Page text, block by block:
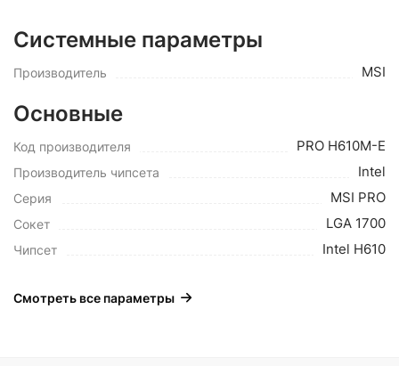
Системные параметры
Производитель MSI
Основные
Код производителя PRO H610M-E
Производитель чипсета Intel
Серия MSI PRO
Сокет LGA 1700
Чипсет Intel H610
Смотреть все параметры